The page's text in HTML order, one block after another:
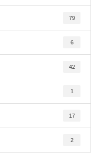
79
6
42
1
17
2